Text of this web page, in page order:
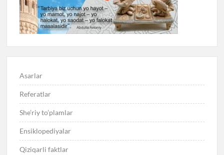
Asarlar
Referatlar
She’riy to’plamlar
Ensiklopediyalar
Qiziqarli faktlar